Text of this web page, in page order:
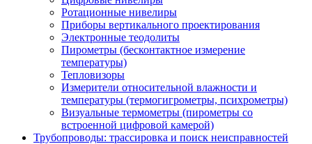
Ротационные нивелиры
Приборы вертикального проектирования
Электронные теодолиты
Пирометры (бесконтактное измерение
температуры)
Тепловизоры
Измерители относительной влажности и
температуры (термогигрометры, психрометры)
Визуальные термометры (пирометры со
встроенной цифровой камерой)
Трубопроводы: трассировка и поиск неисправностей